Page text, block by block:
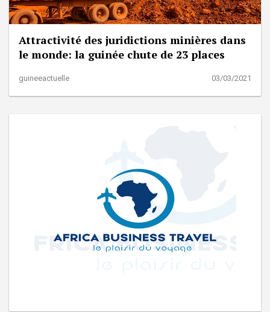
Attractivité des juridictions minières dans
le monde: la guinée chute de 23 places
guineeactuelle 03/03/2021